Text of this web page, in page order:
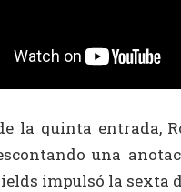
la quinta entrada,
una
impulsó la sexta